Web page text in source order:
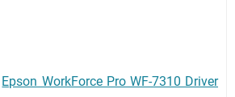
Epson WorkForce Pro WF-7310 Driver